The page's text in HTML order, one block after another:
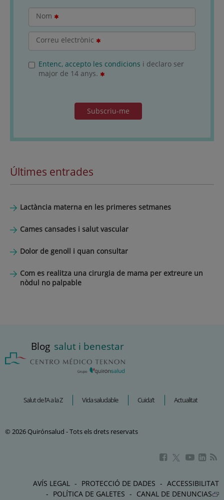
Nom
Correu electrònic
Entenc, accepto les condicions i declaro ser
major de 14 anys.
Subscriu-me
Últimes entrades
Lactància materna en les primeres setmanes
Cames cansades i salut vascular
Dolor de genoll i quan consultar
Com es realitza una cirurgia de mama per extreure un
nòdul no palpable
Blog salut i benestar
Salut de l’A a la Z Vida saludable Cuida’t Actualitat
© 2026 Quirónsalud - Tots els drets reservats
Aquest
en
Aquest
s'obrirà
en
Aquest
en en
AVÍS LEGAL PROTECCIÓ DE DADES
ACCESSIBILITAT
POLÍTICA DE GALETES
CANAL DE DENUNCIAS